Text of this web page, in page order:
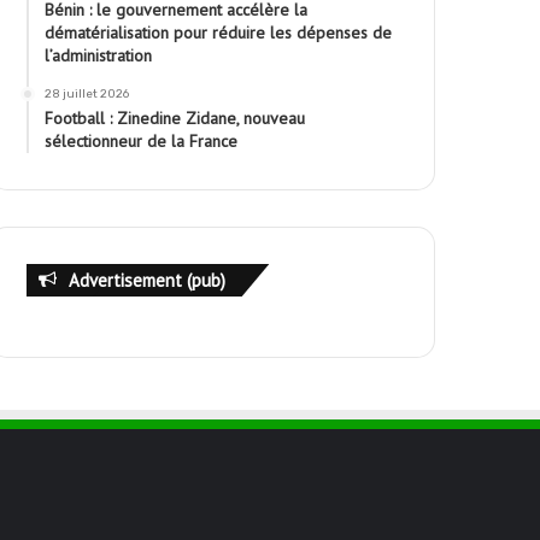
Bénin : le gouvernement accélère la
dématérialisation pour réduire les dépenses de
l’administration
28 juillet 2026
Football : Zinedine Zidane, nouveau
sélectionneur de la France
Advertisement (pub)